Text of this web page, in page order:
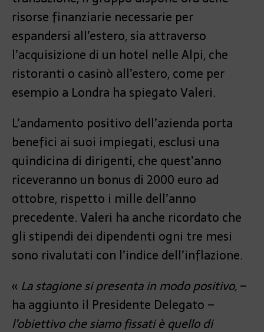
risorse finanziarie necessarie per
espandersi all’estero, sia attraverso
l’acquisizione di un hotel nelle Alpi, che
ristoranti o casinò all’estero, come per
esempio a Londra ha spiegato Valeri.
L’andamento positivo dell’azienda porta
benefici ai suoi impiegati, esclusi una
quindicina di dirigenti, che quest’anno
riceveranno un bonus di 2000 euro ad
ottobre, rispetto i mille dell’anno
precedente. Valeri ha anche ricordato che
gli stipendi dei dipendenti ogni tre mesi
sono rivalutati con l’indice dell’inflazione.
« La stagione si presenta in modo positivo,–
ha aggiunto il Presidente Delegato –
l’obiettivo che siamo fissati è quello di